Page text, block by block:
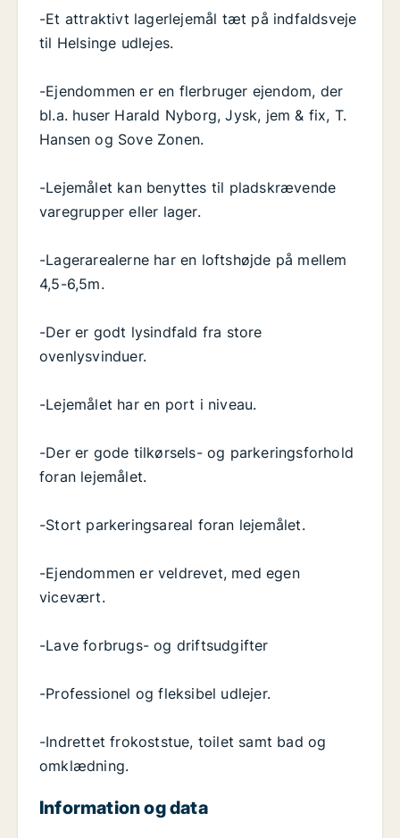
-Et attraktivt lagerlejemål tæt på indfaldsveje
til Helsinge udlejes.
-Ejendommen er en flerbruger ejendom, der
bl.a. huser Harald Nyborg, Jysk, jem & fix, T.
Hansen og Sove Zonen.
-Lejemålet kan benyttes til pladskrævende
varegrupper eller lager.
-Lagerarealerne har en loftshøjde på mellem
4,5-6,5m.
-Der er godt lysindfald fra store
ovenlysvinduer.
-Lejemålet har en port i niveau.
-Der er gode tilkørsels- og parkeringsforhold
foran lejemålet.
-Stort parkeringsareal foran lejemålet.
-Ejendommen er veldrevet, med egen
vicevært.
-Lave forbrugs- og driftsudgifter
-Professionel og fleksibel udlejer.
-Indrettet frokoststue, toilet samt bad og
omklædning.
Information og data